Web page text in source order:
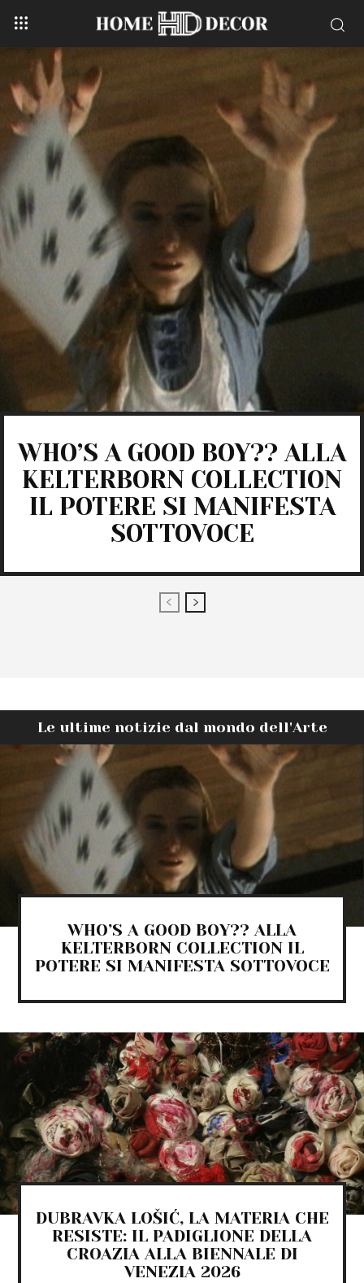
WHO’S A GOOD BOY?? ALLA
KELTERBORN COLLECTION
IL POTERE SI MANIFESTA
SOTTOVOCE
Le ultime notizie dal mondo dell'Arte
WHO’S A GOOD BOY?? ALLA
KELTERBORN COLLECTION IL
POTERE SI MANIFESTA SOTTOVOCE
DUBRAVKA LOŠIĆ, LA MATERIA CHE
RESISTE: IL PADIGLIONE DELLA
CROAZIA ALLA BIENNALE DI
VENEZIA 2026